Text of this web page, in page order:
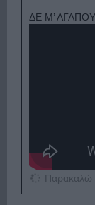
ΔΕ Μ’
Παρακαλώ